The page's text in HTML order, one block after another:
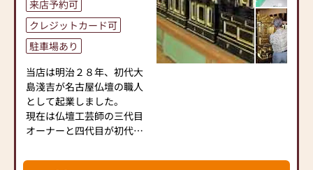
地域文化の継承にも積極的
に関わり、知識と心を込め
てお客様に寄り添ったご案
内を心がけております。
調仏壇、金仏壇、神徒壇
【お仏壇ご購入特典】
★100km県内配達無料
★古いお仏壇のお引き取り
無料
★お位牌文字彫無料
★お座布団、お手入れセッ
トサービス
来店予約可
クレジットカード可
駐車場あり
当店は明治２８年、初代大
島淺吉が名古屋仏壇の職人
として起業しました。
現在は仏壇工芸師の三代目
オーナーと四代目が初代か
お仏壇をお届けしておりま